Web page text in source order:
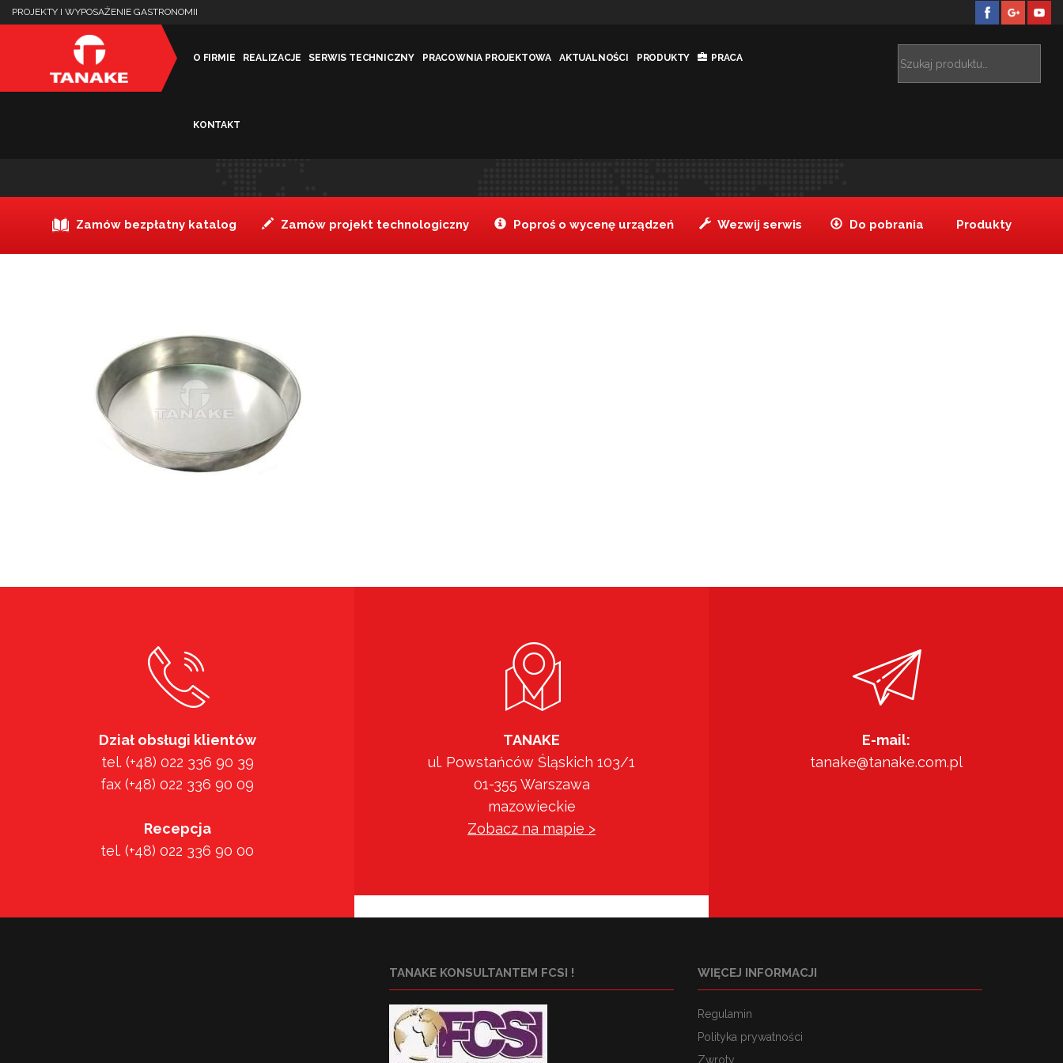
PROJEKTY I WYPOSAŻENIE GASTRONOMII
O FIRMIE REALIZACJE SERWIS TECHNICZNY PRACOWNIA PROJEKTOWA AKTUALNOŚCI PRODUKTY PRACA
KONTAKT
Zamów bezpłatny katalog Zamów projekt technologiczny Poproś o wycenę urządzeń Wezwij serwis Do pobrania Produkty
Dział obsługi klientów
tel. (+48) 022 336 90 39
fax (+48) 022 336 90 09
Recepcja
tel. (+48) 022 336 90 00
TANAKE
ul. Powstańców Śląskich 103/1
01-355 Warszawa
mazowieckie
Zobacz na mapie >
E-mail:
tanake@tanake.com.pl
TANAKE KONSULTANTEM FCSI ! WIĘCEJ INFORMACJI
Regulamin
Polityka prywatności
Zwroty